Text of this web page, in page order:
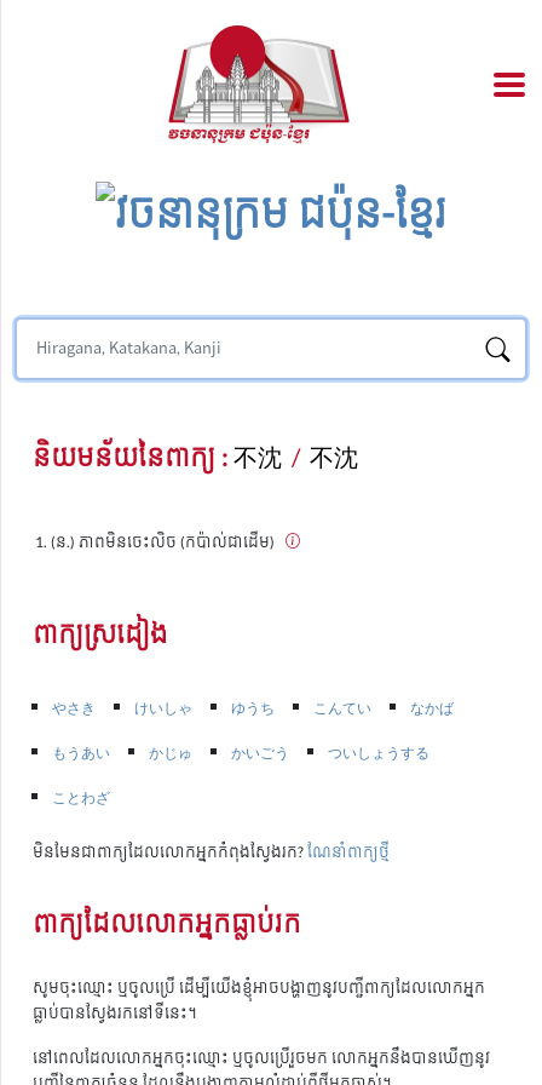
និយមន័យនៃពាក្យ :不沈 / 不沈
(ន.) ភាពមិនចេះលិច (កប៉ាល់ជាដើម)
ពាក្យស្រដៀង
やさき けいしゃ ゆうち こんてい
なかば
もうあい
かじゅ かいごう
ついしょうする
ことわざ
មិនមែនជាពាក្យដែលលោកអ្នកកំពុងស្វែងរក?ណែនាំពាក្យថ្មី
ពាក្យដែលលោកអ្នកធ្លាប់រក
សូមចុះឈ្មោះ ឬចូលប្រើ ដើម្បីយើងខ្ញុំអាចបង្ហាញនូវបញ្ជីពាក្យដែលលោកអ្នក
ធ្លាប់បានស្វែងរកនៅទីនេះ។
នៅពេលដែលលោកអ្នកចុះឈ្មោះ ឬចូលប្រើរួចមក លោកអ្នកនឹងបានឃើញនូវ